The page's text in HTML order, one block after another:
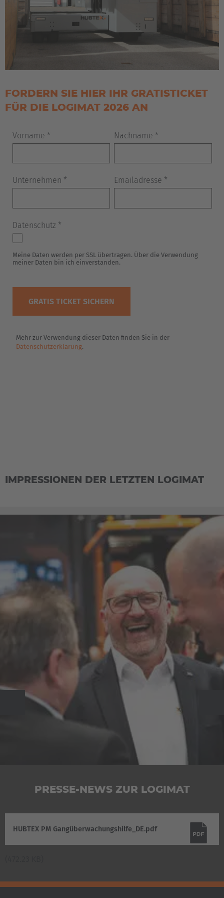
FORDERN SIE HIER IHR GRATISTICKET
FÜR DIE LOGIMAT 2026 AN
IMPRESSIONEN DER LETZTEN LOGIMAT
PRESSE-NEWS ZUR LOGIMAT
HUBTEX PM Gangüberwachungshilfe_DE.pdf